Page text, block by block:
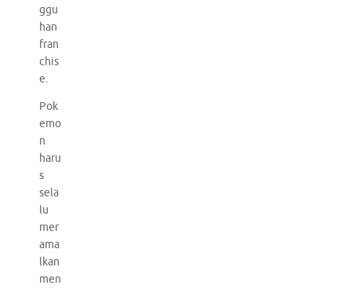
ggu
han
fran
chis
e.
Pok
emo
n
haru
s
sela
lu
mer
ama
lkan
men